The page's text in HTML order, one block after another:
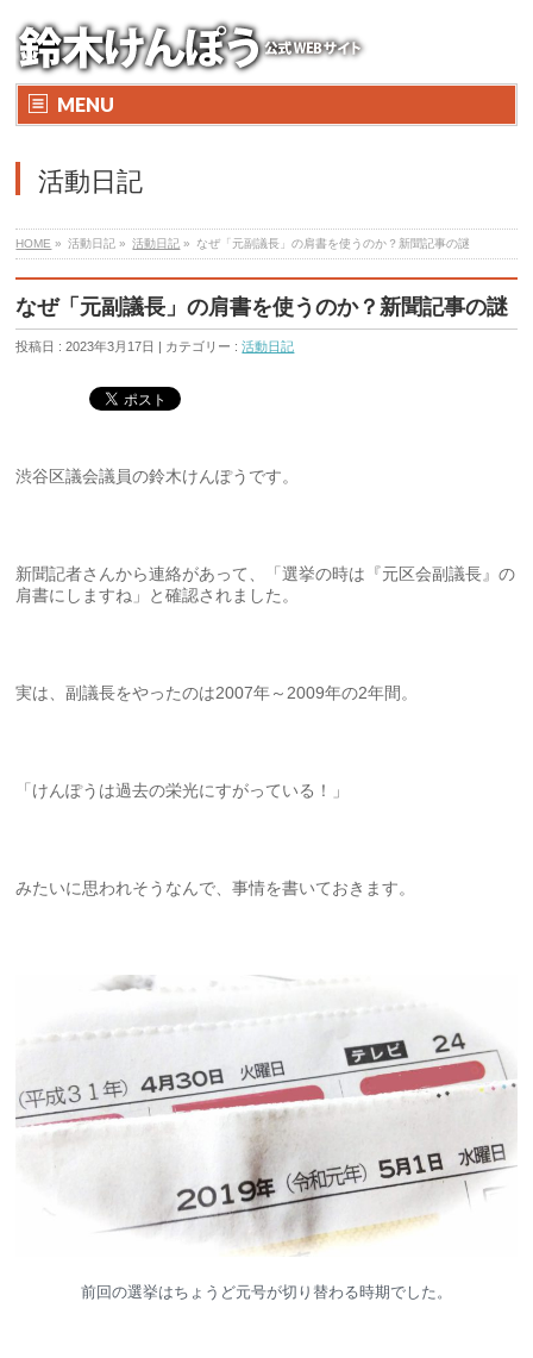
MENU
活動日記
HOME » 活動日記 » 活動日記 » なぜ「元副議長」の肩書を使うのか？新聞記事の謎
なぜ「元副議長」の肩書を使うのか？新聞記事の謎
投稿日 : 2023年3月17日 | カテゴリー :活動日記
渋谷区議会議員の鈴木けんぽうです。
新聞記者さんから連絡があって、「選挙の時は『元区会副議長』の
肩書にしますね」と確認されました。
実は、副議長をやったのは2007年～2009年の2年間。
「けんぽうは過去の栄光にすがっている！」
みたいに思われそうなんで、事情を書いておきます。
前回の選挙はちょうど元号が切り替わる時期でした。